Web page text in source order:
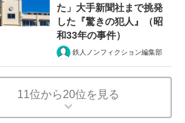
た」大手新聞社まで挑発
した『驚きの犯人』（昭
和33年の事件）
鉄人ノンフィクション編集部
11位から20位を見る